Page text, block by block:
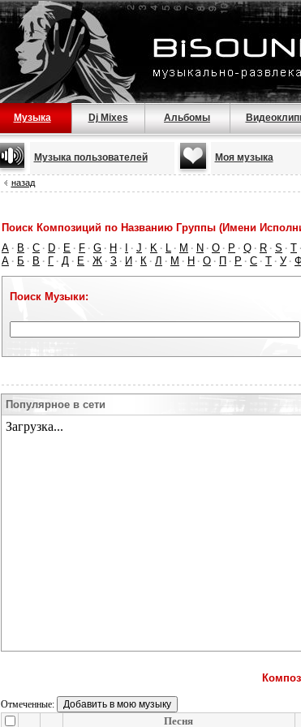
Музыка Dj Mixes Альбомы
Музыка пользователей Моя музыка
назад
Поиск Композиций по Названию Группы (Имени
A · B · C · D · E · F · G · H · · J · K · L · M · N · O · P · Q · R · S · T ·
А · Б · В · Г · Д · Е · Ж · З · И · К · Л · М · Н · О · П · Р · С · Т · У ·
Поиск Музыки:
Популярное в сети
Отмеченные:
Песня